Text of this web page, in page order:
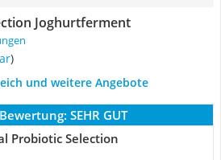
Joghurtferment
)
und weitere Angebote
SEHR GUT
Probiotic Selection